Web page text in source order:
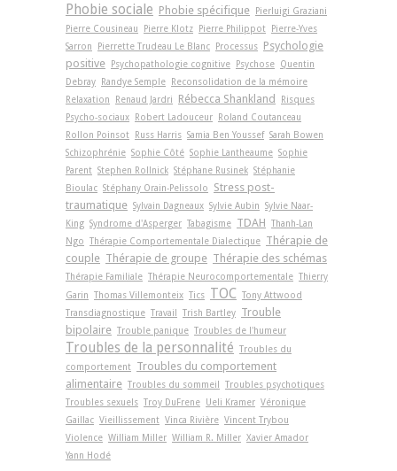
Phobie sociale Phobie spécifique Pierluigi Graziani
Pierre Cousineau
Pierre Klotz Pierre Philippot Pierre-Yves
Sarron
Pierrette Trudeau Le Blanc Processus Psychologie
positive Psychopathologie cognitive Psychose Quentin
Debray Randye Semple Reconsolidation de la mémoire
Relaxation
Renaud Jardri Rébecca Shankland
Risques
Psycho-sociaux Robert Ladouceur Roland Coutanceau
Rollon Poinsot Russ Harris Samia Ben Youssef Sarah Bowen
Schizophrénie Sophie Côté Sophie Lantheaume Sophie
Parent Stephen Rollnick Stéphane Rusinek Stéphanie
Bioulac Stéphany Orain-Pelissolo
Stress post-
traumatique Sylvain Dagneaux Sylvie Aubin Sylvie Naar-
King Syndrome d'Asperger Tabagisme TDAH Thanh-Lan
Ngo Thérapie Comportementale Dialectique Thérapie de
couple Thérapie de groupe Thérapie des schémas
Thérapie Familiale Thérapie Neurocomportementale Thierry
Garin Thomas Villemonteix Tics TOC Tony Attwood
Transdiagnostique Travail Trish Bartley Trouble
bipolaire Trouble panique Troubles de l'humeur
Troubles de la personnalité Troubles du
comportement Troubles du comportement
alimentaire Troubles du sommeil Troubles psychotiques
Troubles sexuels Troy DuFrene Ueli Kramer Véronique
Gaillac Vieillissement Vinca Rivière Vincent Trybou
Violence William Miller William R. Miller Xavier Amador
Yann Hodé